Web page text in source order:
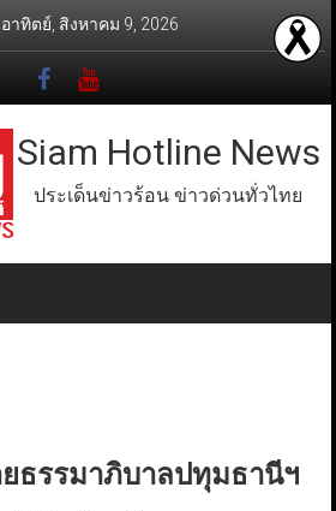
าทิตย์, สิงหาคม 9, 2026
Siam Hotline News
ประเด็นข่าวร้อน ข่าวด่วนทั่วไทย
ธรรมาภิบาลปทุมธานีฯ